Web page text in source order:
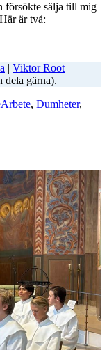
försökte sälja till mig
är två:
| Viktor Root
dela gärna).
Taggar
Arbete, Dumheter,